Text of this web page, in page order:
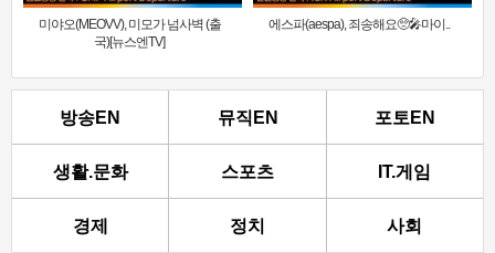
미야오(MEOVV), 미모가 넘사벽 (출
국)[뉴스엔TV]
에스파(aespa), 죄송해요🥺🎤마이..
방송EN 뮤직EN 포토EN
생활.문화 스포츠 IT.게임
경제 정치 사회